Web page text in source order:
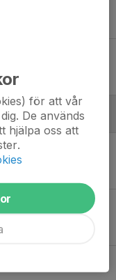
för att vår
De används
hjälpa oss att